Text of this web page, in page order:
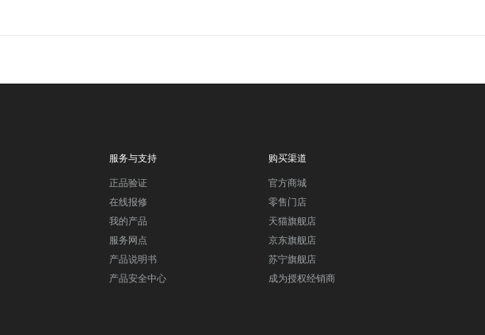
服务与支持
正品验证
在线报修
我的产品
服务网点
产品说明书
产品安全中心
购买渠道
官方商城
零售门店
天猫旗舰店
京东旗舰店
苏宁旗舰店
成为授权经销商